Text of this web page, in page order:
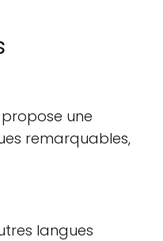
une
remarquables,
langues